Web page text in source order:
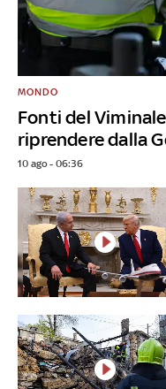
Fonti del
riprendere dalla
MONDO
10 ago - 06:36